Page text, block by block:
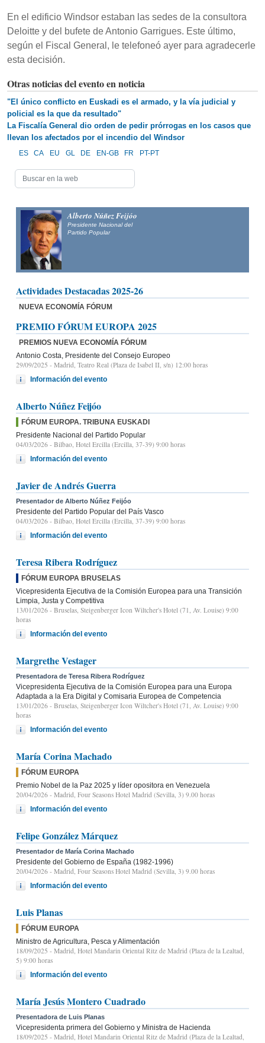
En el edificio Windsor estaban las sedes de la consultora
Deloitte y del bufete de Antonio Garrigues. Este último,
según el Fiscal General, le telefoneó ayer para agradecerle
esta decisión.
Otras noticias del evento en noticia
"El único conflicto en Euskadi es el armado, y la vía judicial y
policial es la que da resultado"
La Fiscalía General dio orden de pedir prórrogas en los casos que
llevan los afectados por el incendio del Windsor
ES CA EU GL DE EN-GB FR PT-PT
Alberto Núñez Feijóo
Presidente Nacional del
Partido Popular
Actividades Destacadas 2025-26
NUEVA ECONOMÍA FÓRUM
PREMIO FÓRUM EUROPA 2025
PREMIOS NUEVA ECONOMÍA FÓRUM
Antonio Costa, Presidente del Consejo Europeo
29/09/2025 - Madrid, Teatro Real (Plaza de Isabel II, s/n) 12:00 horas
Información del evento
Alberto Núñez Feijóo
FÓRUM EUROPA. TRIBUNA EUSKADI
Presidente Nacional del Partido Popular
04/03/2026 - Bilbao, Hotel Ercilla (Ercilla, 37-39) 9:00 horas
Información del evento
Javier de Andrés Guerra
Presentador de Alberto Núñez Feijóo
Presidente del Partido Popular del País Vasco
04/03/2026 - Bilbao, Hotel Ercilla (Ercilla, 37-39) 9:00 horas
Información del evento
Teresa Ribera Rodríguez
FÓRUM EUROPA BRUSELAS
Vicepresidenta Ejecutiva de la Comisión Europea para una Transición
Limpia, Justa y Competitiva
13/01/2026 - Bruselas, Steigenberger Icon Wiltcher's Hotel (71, Av. Louise) 9:00
horas
Información del evento
Margrethe Vestager
Presentadora de Teresa Ribera Rodríguez
Vicepresidenta Ejecutiva de la Comisión Europea para una Europa
Adaptada a la Era Digital y Comisaria Europea de Competencia
13/01/2026 - Bruselas, Steigenberger Icon Wiltcher's Hotel (71, Av. Louise) 9:00
horas
Información del evento
María Corina Machado
FÓRUM EUROPA
Premio Nobel de la Paz 2025 y líder opositora en Venezuela
20/04/2026 - Madrid, Four Seasons Hotel Madrid (Sevilla, 3) 9.00 horas
Información del evento
Felipe González Márquez
Presentador de María Corina Machado
Presidente del Gobierno de España (1982-1996)
20/04/2026 - Madrid, Four Seasons Hotel Madrid (Sevilla, 3) 9.00 horas
Información del evento
Luis Planas
FÓRUM EUROPA
Ministro de Agricultura, Pesca y Alimentación
18/09/2025 - Madrid, Hotel Mandarin Oriental Ritz de Madrid (Plaza de la Lealtad,
5) 9:00 horas
Información del evento
María Jesús Montero Cuadrado
Presentadora de Luis Planas
Vicepresidenta primera del Gobierno y Ministra de Hacienda
18/09/2025 - Madrid, Hotel Mandarin Oriental Ritz de Madrid (Plaza de la Lealtad,